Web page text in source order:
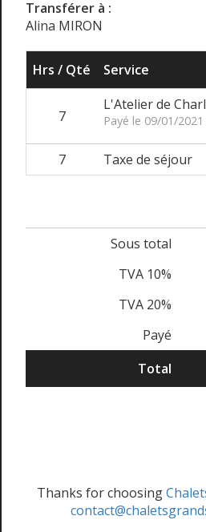
Transférer à :
Alina MIRON
Hrs / Qté Service
7
L'Atelier de
Payé le 09/01/
7 Taxe de séjour
Sous total
TVA 10%
TVA 20%
Payé
Total
Thanks for choosing